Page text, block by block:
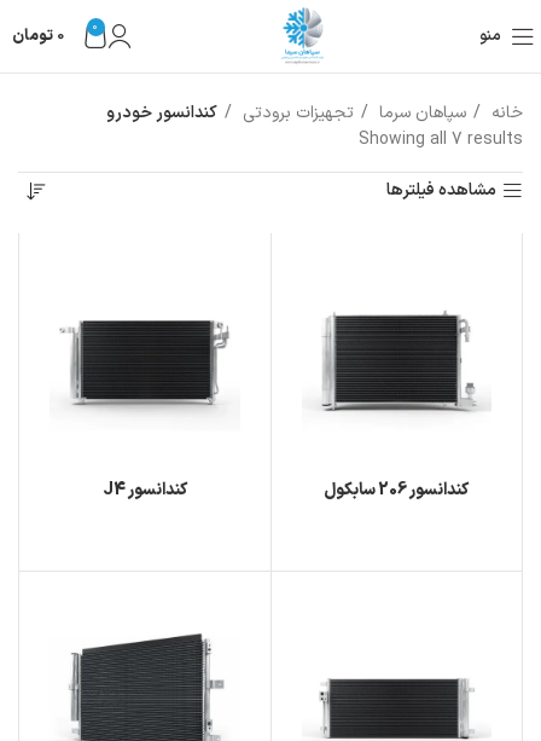
منو 0
0 تومان
خانه سپاهان سرما تجهیزات برودتی
کندانسور خودرو
Showing all 7 results
مشاهده فیلترها
کندانسور 206 سابکول کندانسور J4